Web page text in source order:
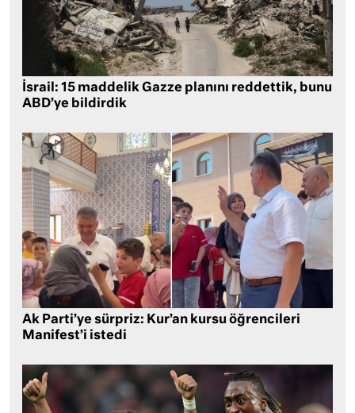
İsrail: 15 maddelik Gazze planını reddettik, bunu
ABD’ye bildirdik
Ak Parti’ye sürpriz: Kur’an kursu öğrencileri
Manifest’i istedi